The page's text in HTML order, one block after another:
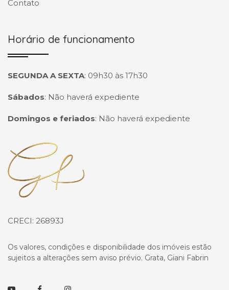
Contato
Horário de funcionamento
SEGUNDA A SEXTA: 09h30 às 17h30
Sábados: Não haverá expediente
Domingos e feriados: Não haverá expediente
Página inicial
CRECI: 26893J
Os valores, condições e disponibilidade dos imóveis estão
sujeitos a alterações sem aviso prévio. Grata, Giani Fabrin